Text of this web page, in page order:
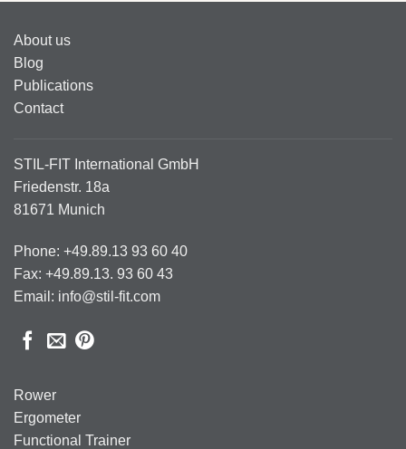
About us
Blog
Publications
Contact
STIL-FIT International GmbH
Friedenstr. 18a
81671 Munich
Phone: +49.89.13 93 60 40
Fax: +49.89.13. 93 60 43
Email: info@stil-fit.com
Rower
Ergometer
Functional Trainer